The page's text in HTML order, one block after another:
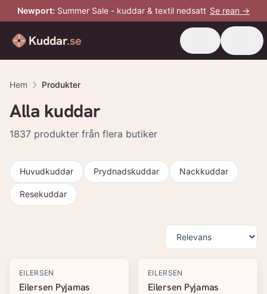
Newport: Summer Sale - kuddar & textil nedsatt Se rean →
Kuddar.se
Hem Produkter
Alla kuddar
1837 produkter från flera butiker
Huvudkuddar Prydnadskuddar Nackkuddar
Resekuddar
EILERSEN
Eilersen Pyjamas
EILERSEN
Eilersen Pyjamas